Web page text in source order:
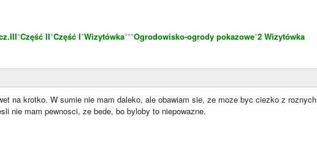
*Część II*Część I*Wizytówka***Ogrodowisko-ogrody pokazowe*2 Wizytówka
na krotko. W sumie nie mam daleko, ale obawiam sie, ze moze byc ciezko z roznych
nie mam pewnosci, ze bede, bo byloby to niepowazne.